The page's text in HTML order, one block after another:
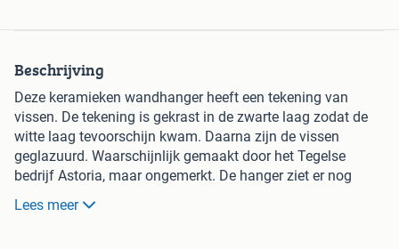
Beschrijving
Deze keramieken wandhanger heeft een tekening van
vissen. De tekening is gekrast in de zwarte laag zodat de
witte laag tevoorschijn kwam. Daarna zijn de vissen
geglazuurd. Waarschijnlijk gemaakt door het Tegelse
bedrijf Astoria, maar ongemerkt. De hanger ziet er nog
netjes uit. Er zit iets van vuil op de voorkant, wellicht is dat
nog wat beter te verwijderen. Kom gerust even kijken. De
Lees meer